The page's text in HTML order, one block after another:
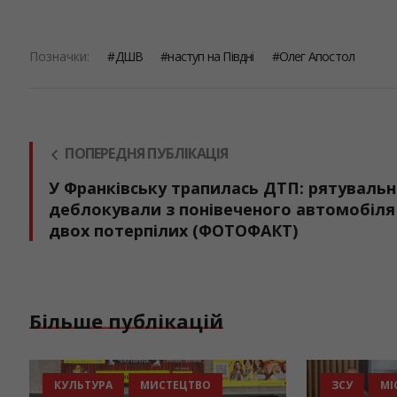
Позначки: ДШВ наступ на Півдні Олег Апостол
ПОПЕРЕДНЯ ПУБЛІКАЦІЯ
У Франківську трапилась ДТП:
деблокували з понівеченого автомобіля
двох потерпілих (ФОТОФАКТ)
Більше публікацій
КУЛЬТУРА
МИСТЕЦТВО